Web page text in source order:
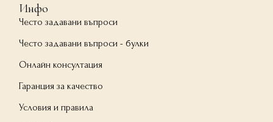
Инфо
Често задавани въпроси
Често задавани въпроси - булки
Онлайн консултация
Гаранция за качество
Условия и правила